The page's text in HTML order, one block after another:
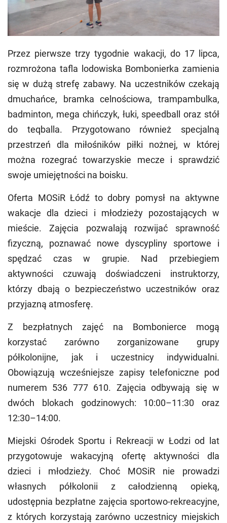
Przez pierwsze trzy tygodnie wakacji, do 17 lipca,
rozmrożona tafla lodowiska Bombonierka zamienia
się w dużą strefę zabawy. Na uczestników czekają
dmuchańce, bramka celnościowa, trampambulka,
badminton, mega chińczyk, łuki, speedball oraz stół
do teqballa. Przygotowano również specjalną
przestrzeń dla miłośników piłki nożnej, w której
można rozegrać towarzyskie mecze i sprawdzić
swoje umiejętności na boisku.
Oferta MOSiR Łódź to dobry pomysł na aktywne
wakacje dla dzieci i młodzieży pozostających w
mieście. Zajęcia pozwalają rozwijać sprawność
fizyczną, poznawać nowe dyscypliny sportowe i
spędzać czas w grupie. Nad przebiegiem
aktywności czuwają doświadczeni instruktorzy,
którzy dbają o bezpieczeństwo uczestników oraz
przyjazną atmosferę.
Z bezpłatnych zajęć na Bombonierce mogą
korzystać zarówno zorganizowane grupy
półkolonijne, jak i uczestnicy indywidualni.
Obowiązują wcześniejsze zapisy telefoniczne pod
numerem 536 777 610. Zajęcia odbywają się w
dwóch blokach godzinowych: 10:00–11:30 oraz
12:30–14:00.
Miejski Ośrodek Sportu i Rekreacji w Łodzi od lat
przygotowuje wakacyjną ofertę aktywności dla
dzieci i młodzieży. Choć MOSiR nie prowadzi
własnych półkolonii z całodzienną opieką,
udostępnia bezpłatne zajęcia sportowo-rekreacyjne,
z których korzystają zarówno uczestnicy miejskich